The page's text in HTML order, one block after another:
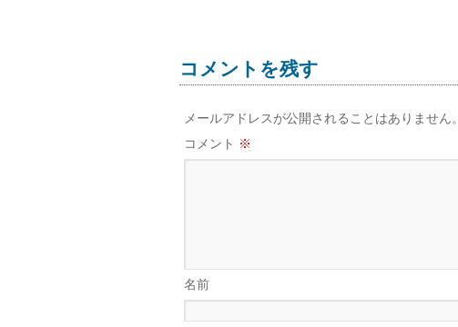
コメントを残す
メールアドレスが公開されることはありません。
コメント ※
名前